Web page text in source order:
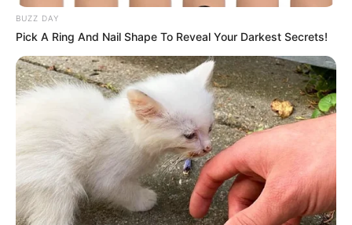
keilmuan.
Pembenci memikirkan yang dibenci. Maka hidupnya
selalu suram. Pecinta memikirkan yang dicinta, maka
hidupnya selalu cerah.
Yang perlu kau dengar hanya dua jenis orang, yakni
yang mencintaimu karena dia bicara dengan
ketulusan dan yang pintar karena dia bicara dengan
keilmuan.
BUZZ DAY
Pick A Ring And Nail Shape To Reveal Your Darkest Secrets!